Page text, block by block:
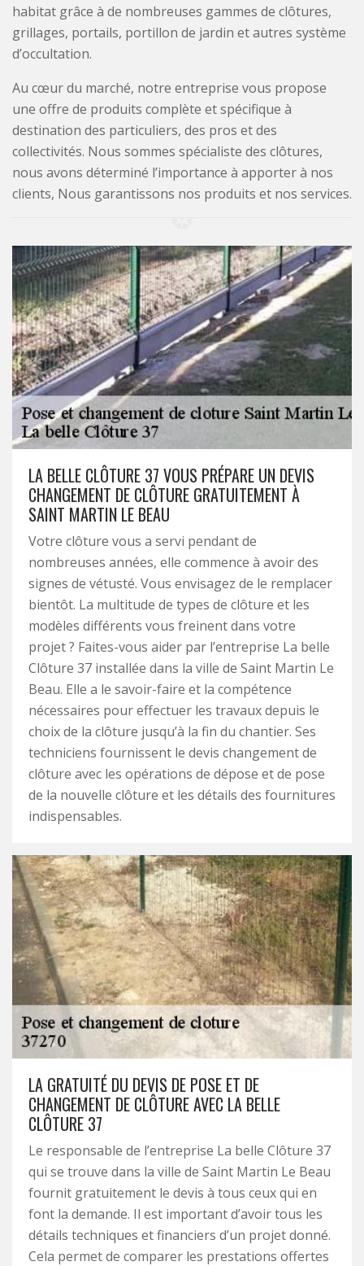
habitat grâce à de nombreuses gammes de clôtures,
grillages, portails, portillon de jardin et autres système
d’occultation.
Au cœur du marché, notre entreprise vous propose
une offre de produits complète et spécifique à
destination des particuliers, des pros et des
collectivités. Nous sommes spécialiste des clôtures,
nous avons déterminé l’importance à apporter à nos
clients, Nous garantissons nos produits et nos services.
LA BELLE CLÔTURE 37 VOUS PRÉPARE UN DEVIS
CHANGEMENT DE CLÔTURE GRATUITEMENT À
SAINT MARTIN LE BEAU
Votre clôture vous a servi pendant de
nombreuses années, elle commence à avoir des
signes de vétusté. Vous envisagez de le remplacer
bientôt. La multitude de types de clôture et les
modèles différents vous freinent dans votre
projet ? Faites-vous aider par l’entreprise La belle
Clôture 37 installée dans la ville de Saint Martin Le
Beau. Elle a le savoir-faire et la compétence
nécessaires pour effectuer les travaux depuis le
choix de la clôture jusqu’à la fin du chantier. Ses
techniciens fournissent le devis changement de
clôture avec les opérations de dépose et de pose
de la nouvelle clôture et les détails des fournitures
indispensables.
LA GRATUITÉ DU DEVIS DE POSE ET DE
CHANGEMENT DE CLÔTURE AVEC LA BELLE
CLÔTURE 37
Le responsable de l’entreprise La belle Clôture 37
qui se trouve dans la ville de Saint Martin Le Beau
fournit gratuitement le devis à tous ceux qui en
font la demande. Il est important d’avoir tous les
détails techniques et financiers d’un projet donné.
Cela permet de comparer les prestations offertes